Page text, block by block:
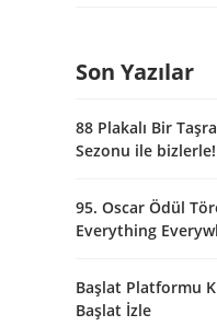
Son Yazılar
88 Plakalı Bir
Sezonu ile bizlerle!
95. Oscar Ödül
Everything
Başlat Platformu
Başlat İzle